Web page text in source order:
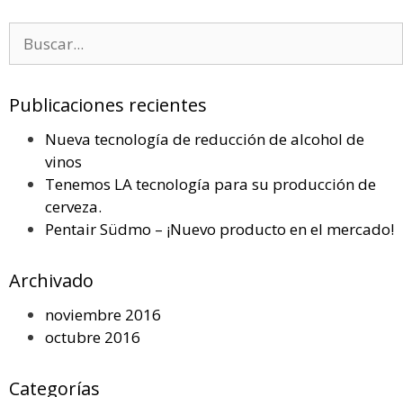
Publicaciones recientes
Nueva tecnología de reducción de alcohol de
vinos
Tenemos LA tecnología para su producción de
cerveza.
Pentair Südmo – ¡Nuevo producto en el mercado!
Archivado
noviembre 2016
octubre 2016
Categorías